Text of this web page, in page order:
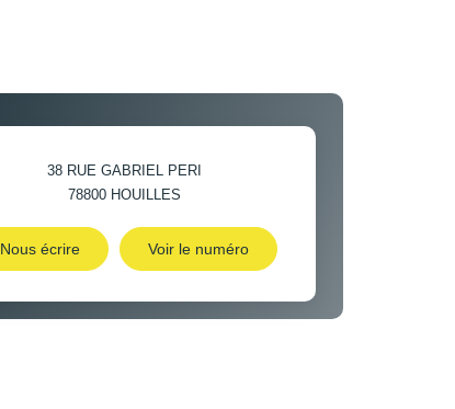
38 RUE GABRIEL PERI
78800 HOUILLES
Nous écrire Voir le numéro